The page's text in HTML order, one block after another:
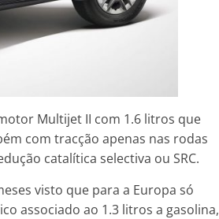
Multijet II com 1.6 litros que
com tracção apenas nas rodas
catalítica selectiva ou SRC.
visto que para a Europa só
associado ao 1.3 litros a gasolina,